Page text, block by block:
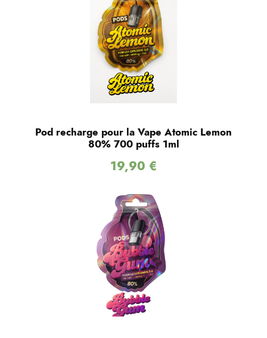
Pod recharge pour la Vape Atomic Lemon
80% 700 puffs 1ml
19,90 €